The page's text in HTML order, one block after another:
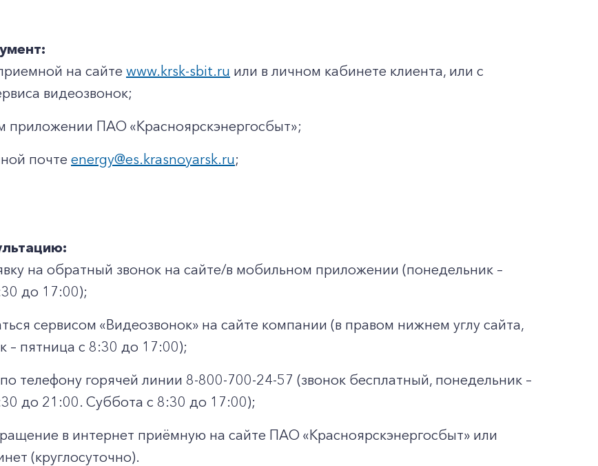
800-700-24-57
клиентам
клиентам
на сайте www.krsk-sbit.ru или в личном кабинете клиента, или с
видеозвонок;
приложении ПАО «Красноярскэнергосбыт»;
почте energy@es.krasnoyarsk.ru;
на обратный звонок на сайте/в мобильном приложении (понедельник –
до 17:00);
сервисом «Видеозвонок» на сайте компании (в правом нижнем углу сайта,
– пятница с 8:30 до 17:00);
телефону горячей линии 8-800-700-24-57 (звонок бесплатный, понедельник –
до 21:00. Суббота с 8:30 до 17:00);
в интернет приёмную на сайте ПАО «Красноярскэнергосбыт» или
(круглосуточно).